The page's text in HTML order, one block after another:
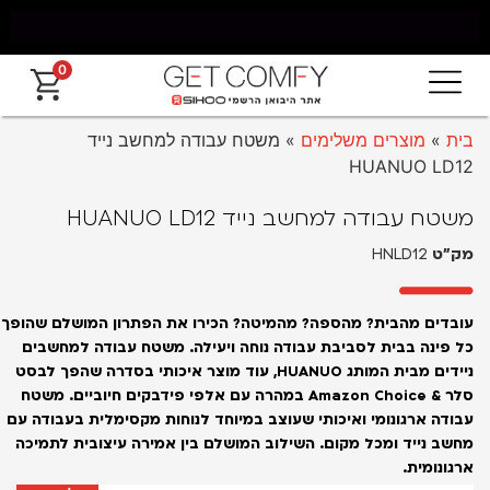
מאילת עד החרמון עד 5 ימי עסקים
0
בית » מוצרים משלימים » משטח עבודה למחשב נייד
HUANUO LD12
משטח עבודה למחשב נייד HUANUO LD12
מק״ט HNLD12
עובדים מהבית? מהספה? מהמיטה? הכירו את הפתרון המושלם שהופך
כל פינה בבית לסביבת עבודה נוחה ויעילה. משטח עבודה למחשבים
ניידים מבית המותג HUANUO, עוד מוצר איכותי בסדרה שהפך לבסט
סלר & Amazon Choice במהרה עם אלפי פידבקים חיוביים. משטח
עבודה ארגונומי ואיכותי שעוצב במיוחד לנוחות מקסימלית בעבודה עם
מחשב נייד ומכל מקום. השילוב המושלם בין אמירה עיצובית לתמיכה
ארגונומית.